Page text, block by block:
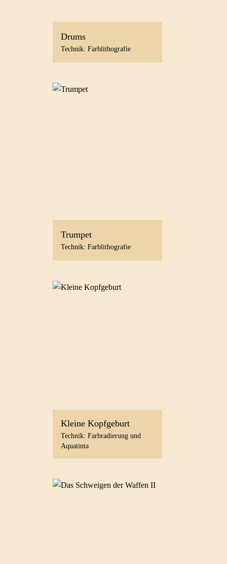
Drums
Technik: Farblithografie
Trumpet
Technik: Farblithografie
Kleine Kopfgeburt
Technik: Farbradierung und
Aquatinta